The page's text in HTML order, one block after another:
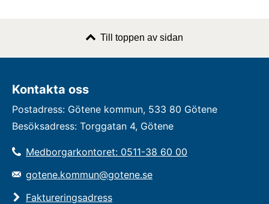
Till toppen av sidan
Kontakta oss
Postadress: Götene kommun, 533 80 Götene
Besöksadress: Torggatan 4, Götene
Medborgarkontoret: 0511-38 60 00
gotene.kommun@gotene.se
Faktureringsadress